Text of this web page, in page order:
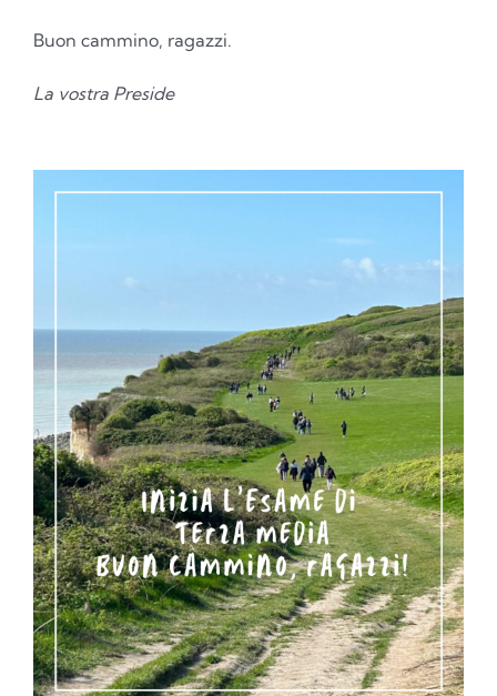
Buon cammino, ragazzi.
La vostra Preside